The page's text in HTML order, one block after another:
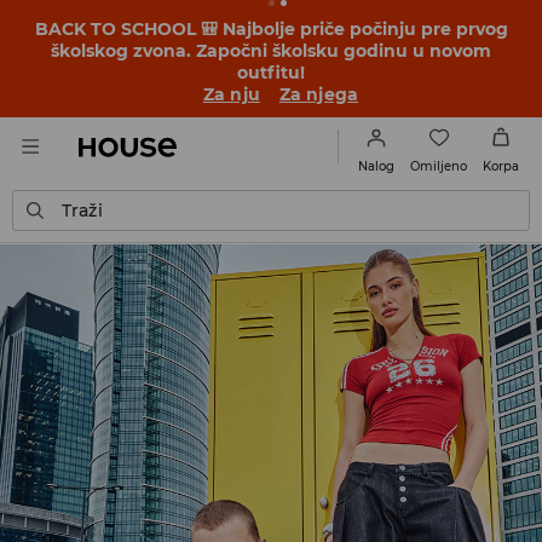
BACK TO SCHOOL 🎒 Najbolje priče počinju pre prvog
školskog zvona. Započni školsku godinu u novom
outfitu!
Za nju
Za njega
Nalog Omiljeno Korpa
Traži